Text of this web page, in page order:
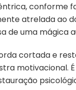
conforme
atrelada ao
de uma
cortada e
motivacional.